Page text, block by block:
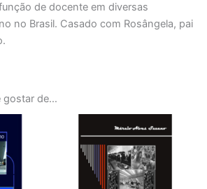
de docente em diversas
no Brasil. Casado com Rosângela, pai
gostar de…